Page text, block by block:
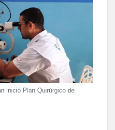
inició Plan Quirúrgico de